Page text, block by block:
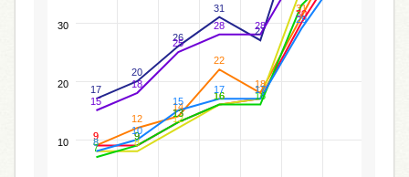
9
12
14
22
18
31
9 9
13
16
17
30
8 8
12
16
17
7
9
13
16 16
8
10
15
17 17
29
17
20
26
31
27
15
18
25
28 28
10
20
30